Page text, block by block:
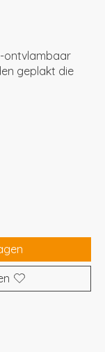
ontvlambaar
geplakt die